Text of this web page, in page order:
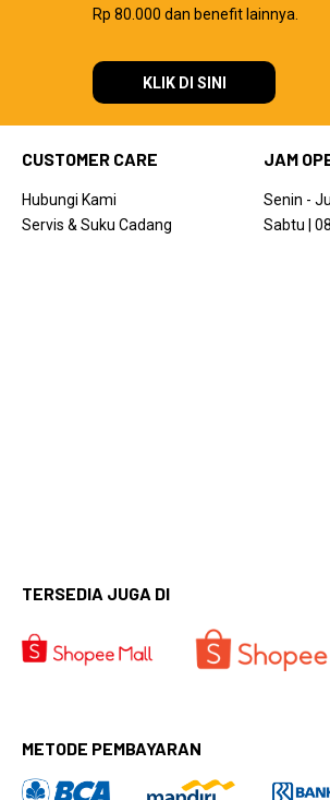
Rp 80.000 dan benefit lainnya.
KLIK DI SINI
CUSTOMER CARE
Hubungi Kami
Servis & Suku Cadang
JAM
Senin -
Sabtu |
TERSEDIA JUGA DI
METODE PEMBAYARAN